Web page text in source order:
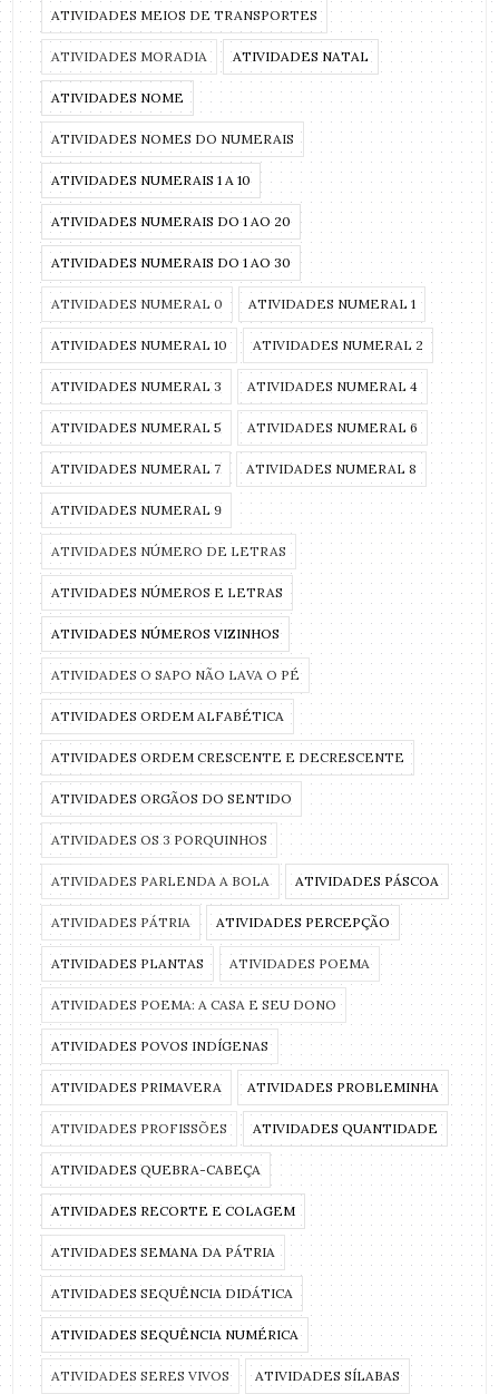
ATIVIDADES MEIOS DE TRANSPORTES
ATIVIDADES MORADIA ATIVIDADES NATAL
ATIVIDADES NOME
ATIVIDADES NOMES DO NUMERAIS
ATIVIDADES NUMERAIS 1 A 10
ATIVIDADES NUMERAIS DO 1 AO 20
ATIVIDADES NUMERAIS DO 1 AO 30
ATIVIDADES NUMERAL 0 ATIVIDADES NUMERAL 1
ATIVIDADES NUMERAL 10 ATIVIDADES NUMERAL 2
ATIVIDADES NUMERAL 3 ATIVIDADES NUMERAL 4
ATIVIDADES NUMERAL 5 ATIVIDADES NUMERAL 6
ATIVIDADES NUMERAL 7 ATIVIDADES NUMERAL 8
ATIVIDADES NUMERAL 9
ATIVIDADES NÚMERO DE LETRAS
ATIVIDADES NÚMEROS E LETRAS
ATIVIDADES NÚMEROS VIZINHOS
ATIVIDADES O SAPO NÃO LAVA O PÉ
ATIVIDADES ORDEM ALFABÉTICA
ATIVIDADES ORDEM CRESCENTE E DECRESCENTE
ATIVIDADES ORGÃOS DO SENTIDO
ATIVIDADES OS 3 PORQUINHOS
ATIVIDADES PARLENDA A BOLA ATIVIDADES PÁSCOA
ATIVIDADES PÁTRIA ATIVIDADES PERCEPÇÃO
ATIVIDADES PLANTAS ATIVIDADES POEMA
ATIVIDADES POEMA: A CASA E SEU DONO
ATIVIDADES POVOS INDÍGENAS
ATIVIDADES PRIMAVERA ATIVIDADES PROBLEMINHA
ATIVIDADES PROFISSÕES ATIVIDADES QUANTIDADE
ATIVIDADES QUEBRA-CABEÇA
ATIVIDADES RECORTE E COLAGEM
ATIVIDADES SEMANA DA PÁTRIA
ATIVIDADES SEQUÊNCIA DIDÁTICA
ATIVIDADES SEQUÊNCIA NUMÉRICA
ATIVIDADES SERES VIVOS ATIVIDADES SÍLABAS